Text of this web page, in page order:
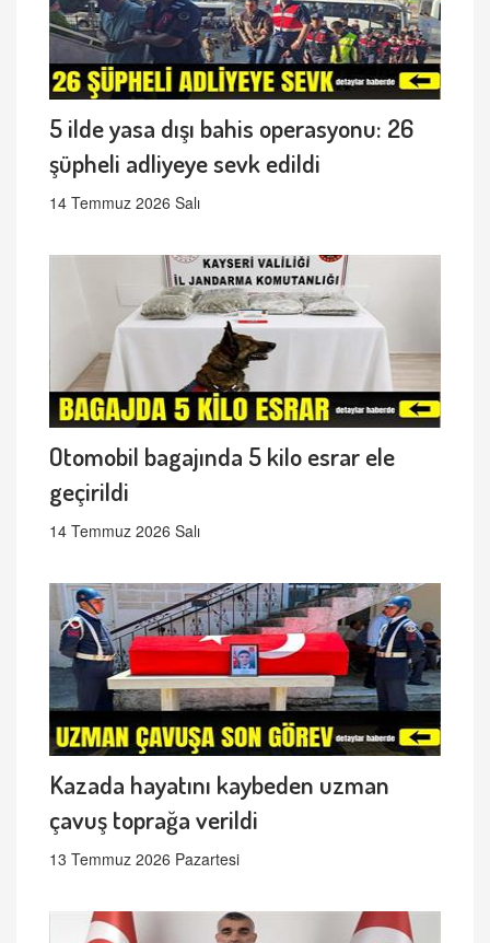
5 ilde yasa dışı bahis operasyonu: 26
şüpheli adliyeye sevk edildi
14 Temmuz 2026 Salı
Otomobil bagajında 5 kilo esrar ele
geçirildi
14 Temmuz 2026 Salı
Kazada hayatını kaybeden uzman
çavuş toprağa verildi
13 Temmuz 2026 Pazartesi